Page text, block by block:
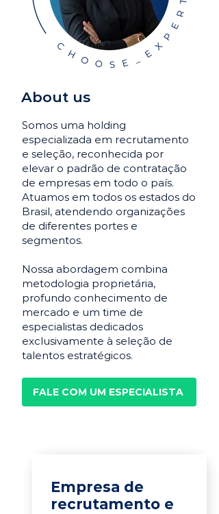
About us
Somos uma holding
especializada em recrutamento
e seleção, reconhecida por
elevar o padrão de contratação
de empresas em todo o país.
Atuamos em todos os estados do
Brasil, atendendo organizações
de diferentes portes e
segmentos.
Nossa abordagem combina
metodologia proprietária,
profundo conhecimento de
mercado e um time de
especialistas dedicados
exclusivamente à seleção de
talentos estratégicos.
FALE COM UM ESPECIALISTA
Empresa de
recrutamento e